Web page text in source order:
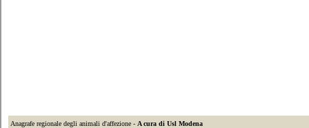
Anagrafe regionale degli animali d'affezione - A cura di Usl Modena